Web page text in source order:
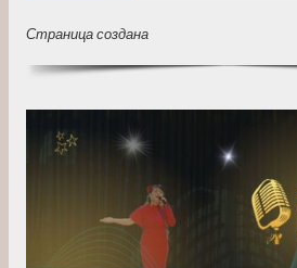
Страница создана